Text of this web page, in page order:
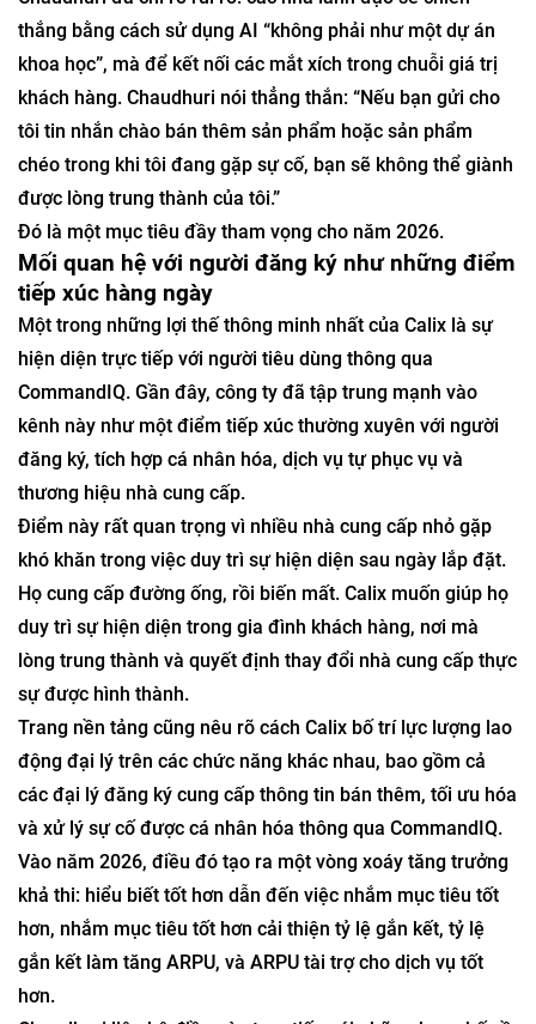
thắng bằng cách sử dụng AI “không phải như một dự án
khoa học”, mà để kết nối các mắt xích trong chuỗi giá trị
khách hàng. Chaudhuri nói thẳng thắn: “Nếu bạn gửi cho
tôi tin nhắn chào bán thêm sản phẩm hoặc sản phẩm
chéo trong khi tôi đang gặp sự cố, bạn sẽ không thể giành
được lòng trung thành của tôi.”
Đó là một mục tiêu đầy tham vọng cho năm 2026.
Mối quan hệ với người đăng ký như những điểm
tiếp xúc hàng ngày
Một trong những lợi thế thông minh nhất của Calix là sự
hiện diện trực tiếp với người tiêu dùng thông qua
CommandIQ. Gần đây, công ty đã tập trung mạnh vào
kênh này như một điểm tiếp xúc thường xuyên với người
đăng ký, tích hợp cá nhân hóa, dịch vụ tự phục vụ và
thương hiệu nhà cung cấp.
Điểm này rất quan trọng vì nhiều nhà cung cấp nhỏ gặp
khó khăn trong việc duy trì sự hiện diện sau ngày lắp đặt.
Họ cung cấp đường ống, rồi biến mất. Calix muốn giúp họ
duy trì sự hiện diện trong gia đình khách hàng, nơi mà
lòng trung thành và quyết định thay đổi nhà cung cấp thực
sự được hình thành.
Trang nền tảng cũng nêu rõ cách Calix bố trí lực lượng lao
động đại lý trên các chức năng khác nhau, bao gồm cả
các đại lý đăng ký cung cấp thông tin bán thêm, tối ưu hóa
và xử lý sự cố được cá nhân hóa thông qua CommandIQ.
Vào năm 2026, điều đó tạo ra một vòng xoáy tăng trưởng
khả thi: hiểu biết tốt hơn dẫn đến việc nhắm mục tiêu tốt
hơn, nhắm mục tiêu tốt hơn cải thiện tỷ lệ gắn kết, tỷ lệ
gắn kết làm tăng ARPU, và ARPU tài trợ cho dịch vụ tốt
hơn.